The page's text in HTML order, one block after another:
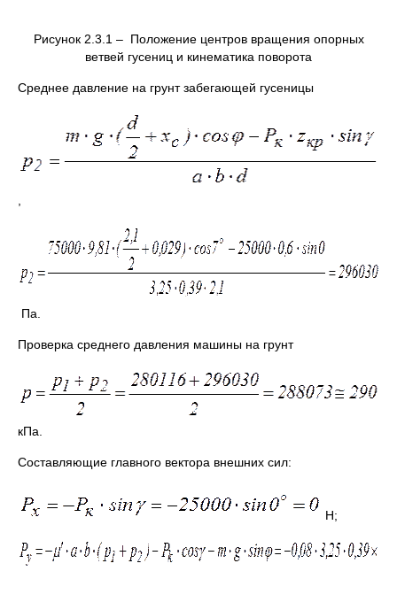
Рисунок 2.3.1 – Положение центров вращения опорных
ветвей гусениц и кинематика поворота
Среднее давление на грунт забегающей гусеницы
Па.
Проверка среднего давления машины на грунт
кПа.
Составляющие главного вектора внешних сил:
Н;